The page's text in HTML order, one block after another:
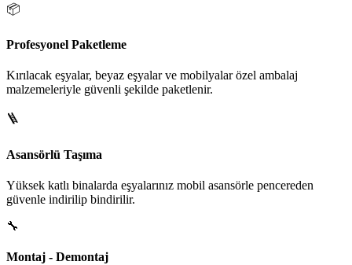
📦
Profesyonel Paketleme
Kırılacak eşyalar, beyaz eşyalar ve mobilyalar özel ambalaj
malzemeleriyle güvenli şekilde paketlenir.
🪜
Asansörlü Taşıma
Yüksek katlı binalarda eşyalarınız mobil asansörle pencereden
güvenle indirilip bindirilir.
🔧
Montaj - Demontaj